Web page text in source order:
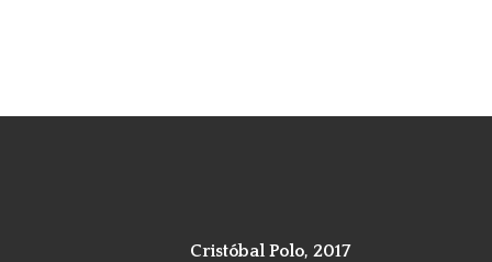
Cristóbal Polo, 2017